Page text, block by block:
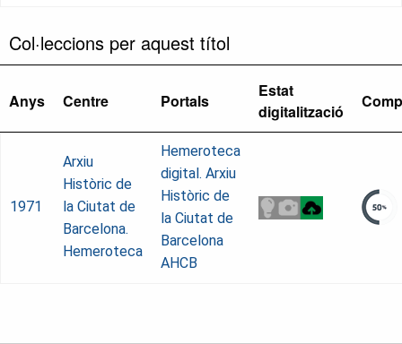
Col·leccions per aquest títol
Anys Centre Portals
Estat
digitalització
1971
Arxiu
Històric de
la Ciutat de
Barcelona.
Hemeroteca
Hemeroteca
digital. Arxiu
Històric de
la Ciutat de
Barcelona
AHCB